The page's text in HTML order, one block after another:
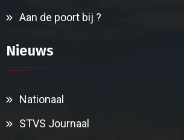
Aan de poort bij ?
Nieuws
Nationaal
STVS Journaal